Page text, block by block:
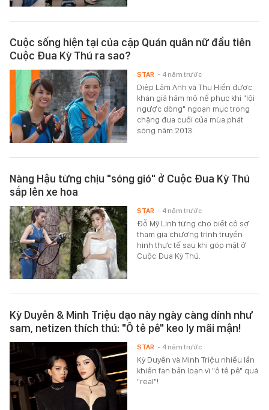
Cuộc sống hiện tại của cặp Quán quân nữ đầu tiên
Cuộc Đua Kỳ Thú ra sao?
Diệp Lâm Anh và Thu Hiền được
khán giả hâm mộ nể phục khi "lội
ngược dòng" ngoạn mục trong
chặng đua cuối của mùa phát
sóng năm 2013.
STAR - 4 năm trước
Nàng Hậu từng chịu "sóng gió" ở Cuộc Đua Kỳ Thú
sắp lên xe hoa
Đỗ Mỹ Linh từng cho biết cô sợ
tham gia chương trình truyền
hình thực tế sau khi góp mặt ở
Cuộc Đua Kỳ Thú.
STAR - 4 năm trước
Kỳ Duyên & Minh Triệu dạo này ngày càng dính như
sam, netizen thích thú: "Ô tê pê" keo ly mãi mận!
Kỳ Duyên và Minh Triệu nhiều lần
khiến fan bấn loạn vì "ô tê pê" quá
"real"!
STAR - 4 năm trước